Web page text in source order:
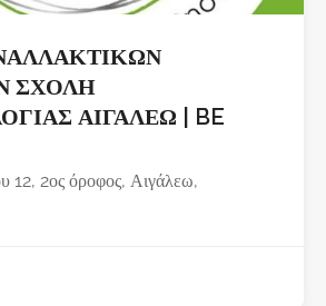
ΣΧΟΛΗ
ΑΙΓΑΛΕΩ | BE
12, 2ος όροφος, Αιγάλεω,